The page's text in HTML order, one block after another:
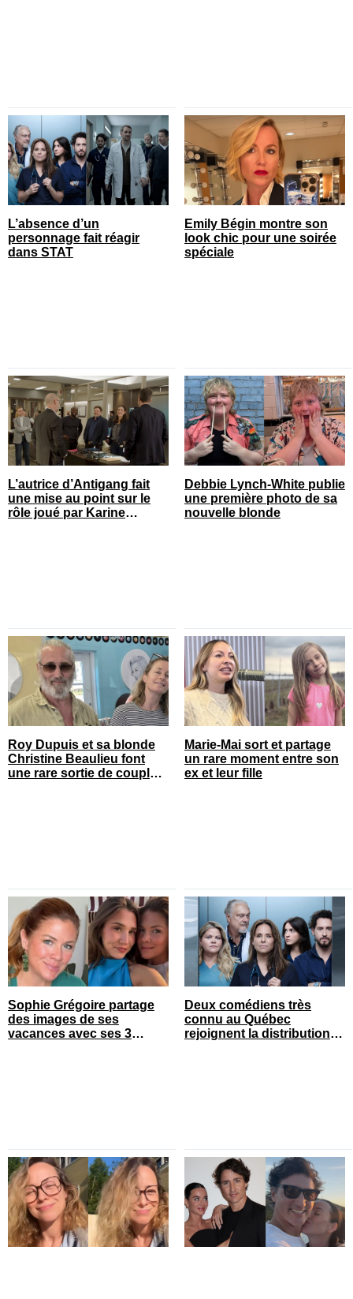
L’absence d’un
personnage fait réagir
dans STAT
Emily Bégin montre son
look chic pour une soirée
spéciale
L’autrice d’Antigang fait
une mise au point sur le
rôle joué par Karine
Debbie Lynch-White publie
une première photo de sa
nouvelle blonde
Roy Dupuis et sa blonde
Christine Beaulieu font
une rare sortie de couple
Marie-Mai sort et partage
un rare moment entre son
ex et leur fille
Sophie Grégoire partage
des images de ses
vacances avec ses 3
Deux comédiens très
connu au Québec
rejoignent la distribution